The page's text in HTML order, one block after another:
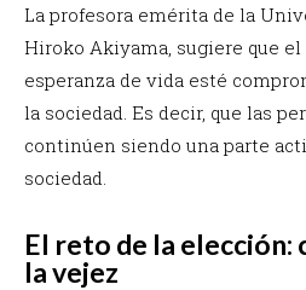
La profesora emérita de la
Hiroko Akiyama, sugiere que
esperanza de vida esté
la sociedad. Es decir, que las
continúen siendo una parte
sociedad.
El reto de la elección:
la vejez